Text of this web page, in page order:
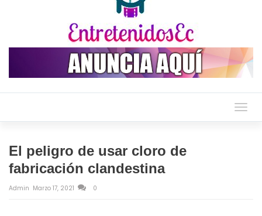
El peligro de usar cloro de
fabricación clandestina
Admin Marzo 17, 2021 0